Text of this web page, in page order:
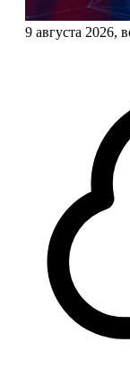
9 августа 2026,